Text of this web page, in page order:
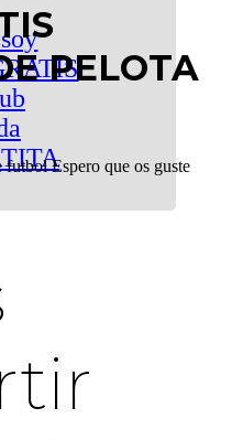
PELOTA
Espero que os guste